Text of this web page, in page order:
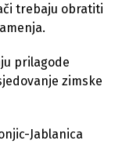
trebaju obratiti
prilagode
zimske
Jablanica